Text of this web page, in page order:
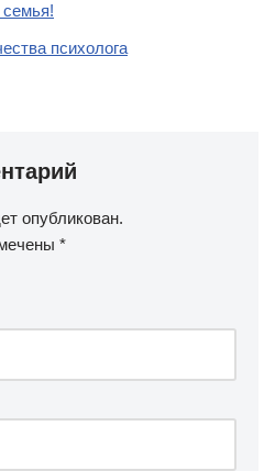
психолога
опубликован.
*